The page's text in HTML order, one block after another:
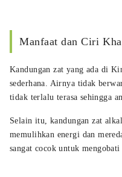
Manfaat dan Ciri
Kandungan zat yang ada di
sederhana. Airnya tidak
tidak terlalu terasa sehingga
Selain itu, kandungan zat
memulihkan energi dan
sangat cocok untuk